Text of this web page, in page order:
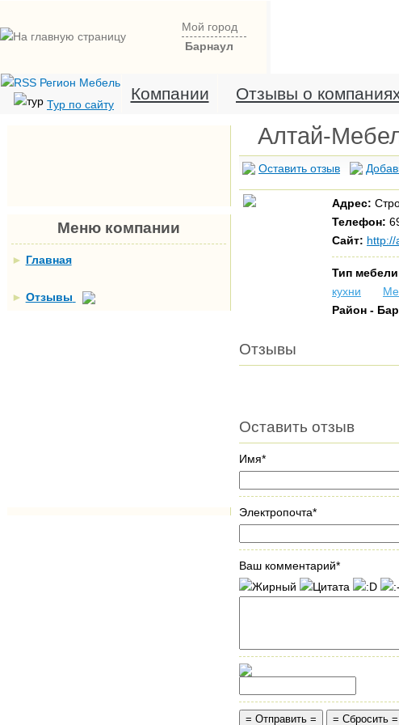
Мой город
Барнаул
Тур по сайту
Компании Отзывы о
Меню компании
► Главная
► Отзывы
Алтай-
Оставить отзыв
Адрес:
Телефон:
Сайт: http://
Тип
кухни
Район -
Отзывы
Оставить отзыв
Имя*
Электропочта*
Ваш комментарий*